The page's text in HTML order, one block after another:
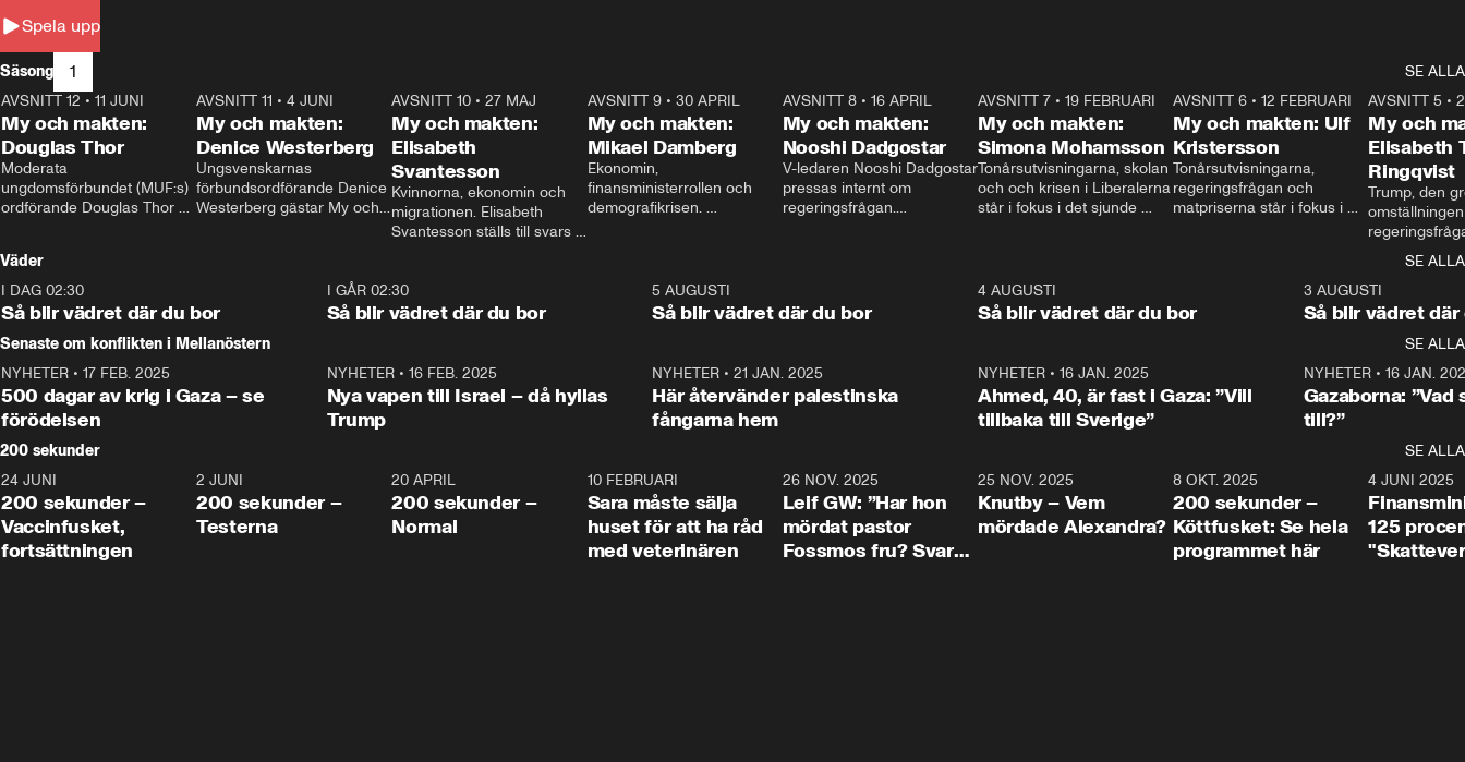
Spela upp
Säsong 1
SE ALLA
26:27
AVSNITT 12 • 11 JUNI
My och makten:
Douglas Thor
Moderata
ungdomsförbundet (MUF:s)
ordförande Douglas Thor
tonårsutvisningarna och hur
Moderaterna ska locka
väljare till valet i höst.
23:40
AVSNITT 11 •4 JUNI
My och makten:
Denice Westerberg
Ungsvenskarnas
förbundsordförande Denice
Westerberg gästar My och
AVSNITT 10 •27 MAJ
My och makten:
Elisabeth
Svantesson
Kvinnorna, ekonomin och
migrationen. Elisabeth
Svantesson ställs till svars
AVSNITT 9• 30 APRIL
My och makten:
Mikael Damberg
Ekonomin,
finansministerrollen och
demografikrisen.
och Makten.
AVSNITT 8• 16 APRIL
My och makten:
Nooshi Dadgostar
V-ledaren Nooshi Dadgostar
pressas internt om
regeringsfrågan.
– Vi ställer upp i val. Ska vi
vara med så sitter vi förstås
24:30
AVSNITT 7• 19 FEBRUARI
My och makten:
Simona Mohamsson
Tonårsutvisningarna, skolan
och och krisen i Liberalerna
står i fokus i det sjunde
kommentator My
Rohwedder ställer
utbildnings- och
Mohamsson till svars.
27:30
AVSNITT 6 •12 FEBRUARI
My och makten: Ulf
Kristersson
Tonårsutvisningarna,
regeringsfrågan och
matpriserna står i fokus i
Rohwedder ställer
statsminister Ulf Kristersson
AVSNITT 5 •
My och
Elisabeth
Ringqvist
Trump, den
centrum i
avsnittet av
Makten”. Se
Aftonbladets
Rohwedder
Thand Ring
Väder
SE ALLA
I DAG 02:30
Så blir vädret där du bor
1:06
I GÅR 02:30
Så blir vädret där du bor
5 AUGUSTI
Så blir vädret där du bor
4 AUGUSTI
Så blir vädret där du bor
3 AUGUSTI
Så blir vädret där
Senaste om konflikten i Mellanöstern
SE ALLA
NYHETER • 17 FEB. 2025
500 dagar av krig i Gaza – se
förödelsen
NYHETER• 16 FEB. 2025
Nya vapen till Israel – då hyllas
Trump
NYHETER •21 JAN. 2025
Här återvänder palestinska
fångarna hem
NYHETER• 16 JAN. 2025
Ahmed, 40, är fast i Gaza: ”Vill
tillbaka till Sverige”
NYHETER• 16 JAN.
Gazaborna:
till?”
200 sekunder
SE ALLA
5:00
24 JUNI
200 sekunder –
Vaccinfusket,
fortsättningen
4:23
2 JUNI
200 sekunder –
Testerna
20 APRIL
200 sekunder –
Normal
10 FEBRUARI
Sara måste sälja
huset för att ha råd
med veterinären
26 NOV. 2025
Leif GW: ”Har hon
mördat pastor
Fossmos fru? Svar
31:05
25 NOV. 2025
Knutby – Vem
mördade Alexandra?
4:29
8 OKT. 2025
200 sekunder –
Köttfusket: Se hela
programmet här
4 JUNI 2025
125